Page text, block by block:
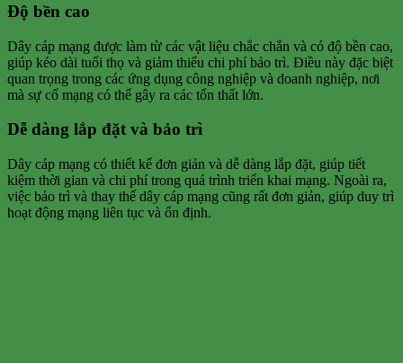
Độ bền cao
Dây cáp mạng được làm từ các vật liệu chắc chắn và có độ bền cao,
giúp kéo dài tuổi thọ và giảm thiểu chi phí bảo trì. Điều này đặc biệt
quan trọng trong các ứng dụng công nghiệp và doanh nghiệp, nơi
mà sự cố mạng có thể gây ra các tổn thất lớn.
Dễ dàng lắp đặt và bảo trì
Dây cáp mạng có thiết kế đơn giản và dễ dàng lắp đặt, giúp tiết
kiệm thời gian và chi phí trong quá trình triển khai mạng. Ngoài ra,
việc bảo trì và thay thế dây cáp mạng cũng rất đơn giản, giúp duy trì
hoạt động mạng liên tục và ổn định.